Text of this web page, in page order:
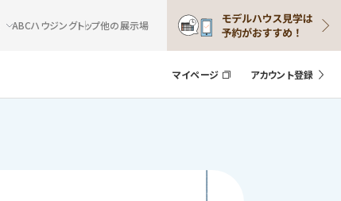
ABCハウジングトップ他の展示場
マイページ アカウント登録